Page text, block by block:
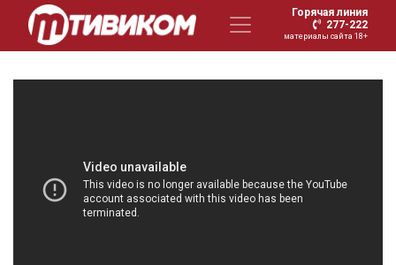
Горячая линия
277-222
материалы сайта 18+